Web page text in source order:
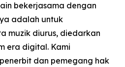
bekerjasama dengan
adalah untuk
muzik diurus, diedarkan
era digital. Kami
dan pemegang hak